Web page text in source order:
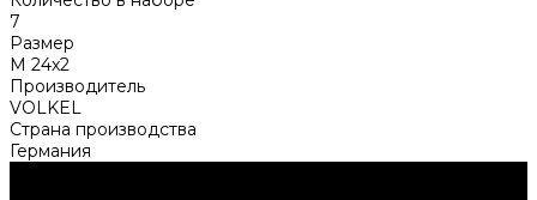
7
Размер
M 24х2
Производитель
VOLKEL
Страна производства
Германия